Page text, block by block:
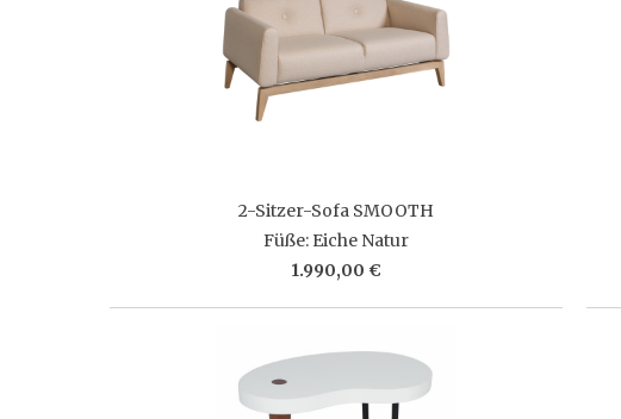
2-Sitzer-Sofa SMOOTH
Füße: Eiche Natur
1.990,00 €